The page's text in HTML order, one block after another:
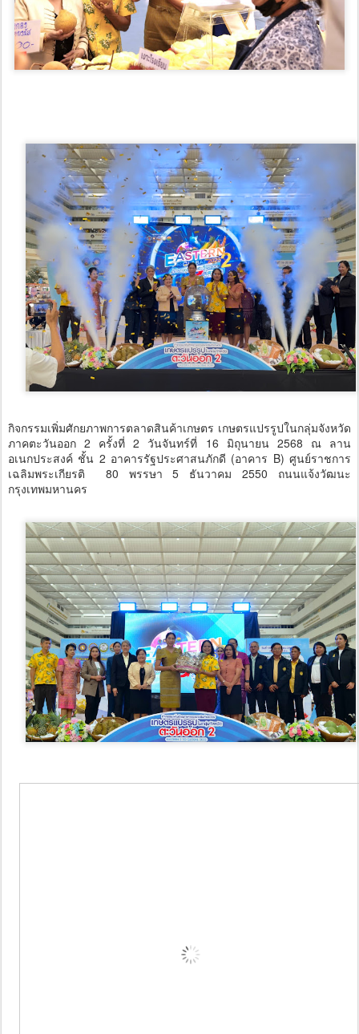
กิจกรรมเพิ่มศักยภาพการตลาดสินค้าเกษตร เกษตรแปรรูปในกลุ่มจังหวัด
ภาคตะวันออก 2 ครั้งที่ 2 วันจันทร์ที่ 16 มิถุนายน 2568 ณ ลาน
อเนกประสงค์ ชั้น 2 อาคารรัฐประศาสนภักดี (อาคาร B) ศูนย์ราชการ
เฉลิมพระเกียรติ 80 พรรษา 5 ธันวาคม 2550 ถนนแจ้งวัฒนะ
กรุงเทพมหานคร